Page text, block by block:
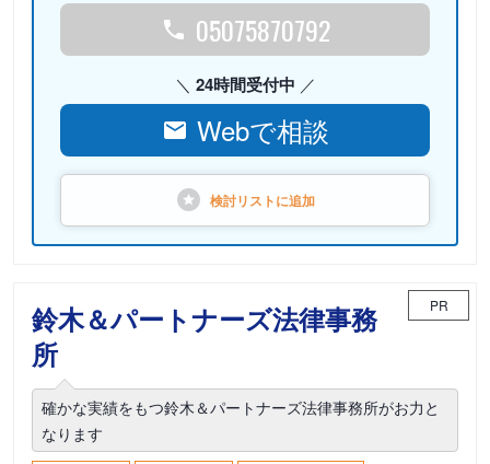
05075870792
24時間受付中
Webで相談
検討リストに追加
鈴木＆パートナーズ法律事務
所
PR
確かな実績をもつ鈴木＆パートナーズ法律事務所がお力と
なります